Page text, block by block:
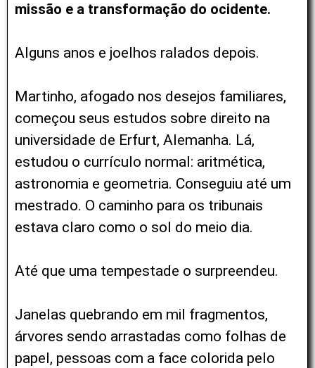
missão e a transformação do ocidente.
Alguns anos e joelhos ralados depois.
Martinho, afogado nos desejos familiares,
começou seus estudos sobre direito na
universidade de Erfurt, Alemanha. Lá,
estudou o currículo normal: aritmética,
astronomia e geometria. Conseguiu até um
mestrado. O caminho para os tribunais
estava claro como o sol do meio dia.
Até que uma tempestade o surpreendeu.
Janelas quebrando em mil fragmentos,
árvores sendo arrastadas como folhas de
papel, pessoas com a face colorida pelo